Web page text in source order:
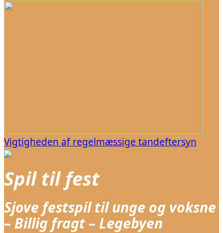
Vigtigheden af regelmæssige tandeftersyn
Spil til fest
Sjove festspil til unge og voksne
– Billig fragt – Legebyen